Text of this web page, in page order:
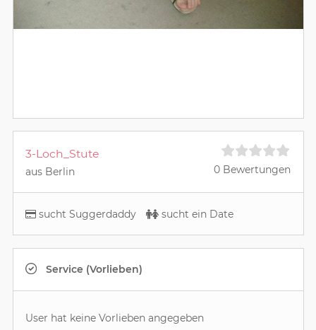
3-Loch_Stute
aus Berlin 0 Bewertungen
sucht Suggerdaddy sucht ein Date
Service (Vorlieben)
User hat keine Vorlieben angegeben